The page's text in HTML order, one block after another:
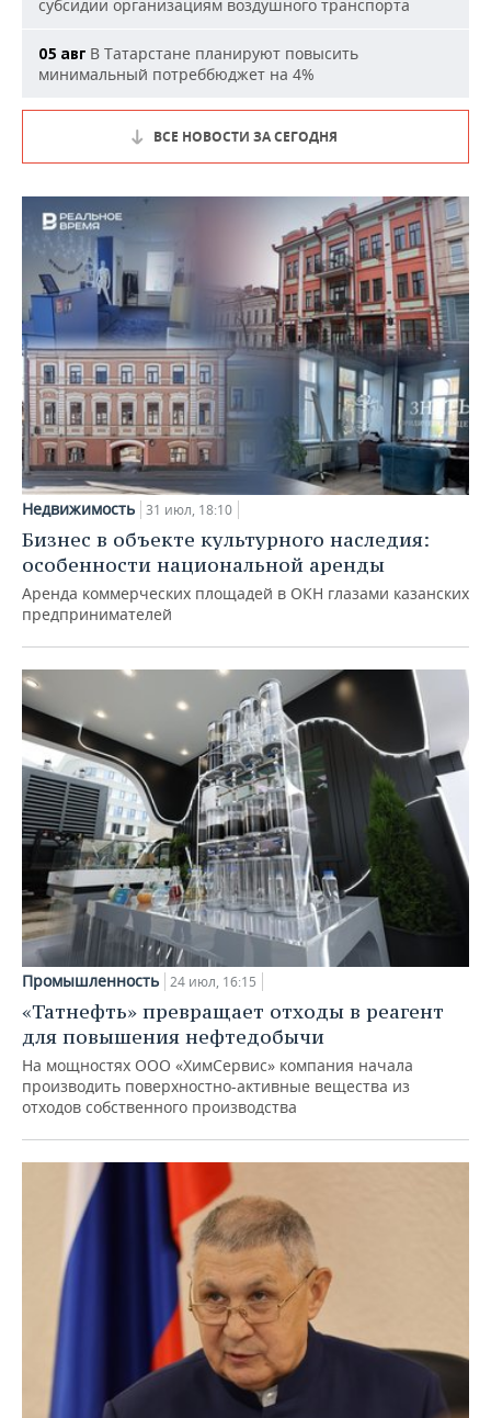
субсидии организациям воздушного транспорта
05 авг В Татарстане планируют повысить
минимальный потреббюджет на 4%
ВСЕ НОВОСТИ ЗА СЕГОДНЯ
Недвижимость 31 июл, 18:10
Бизнес в объекте культурного наследия:
особенности национальной аренды
Аренда коммерческих площадей в ОКН глазами казанских
предпринимателей
Промышленность 24 июл, 16:15
«Татнефть» превращает отходы в реагент
для повышения нефтедобычи
На мощностях ООО «ХимСервис» компания начала
производить поверхностно-активные вещества из
отходов собственного производства